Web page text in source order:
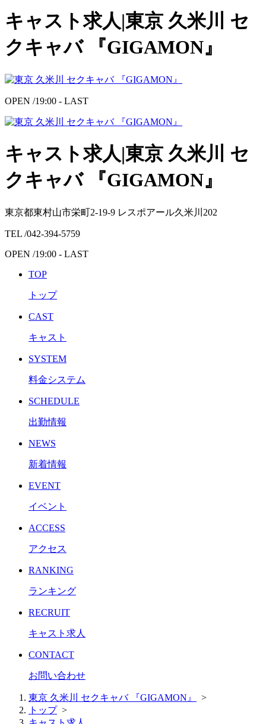
キャスト求人|東京 久米川 セ
クキャバ 『GIGAMON』
OPEN /19:00 - LAST
キャスト求人|東京 久米川 セ
クキャバ 『GIGAMON』
東京都東村山市栄町2-19-9 レスポアール久米川202
TEL /042-394-5759
OPEN /19:00 - LAST
TOP
トップ
CAST
キャスト
SYSTEM
料金システム
SCHEDULE
出勤情報
NEWS
新着情報
EVENT
イベント
ACCESS
アクセス
RANKING
ランキング
RECRUIT
キャスト求人
CONTACT
お問い合わせ
東京 久米川 セクキャバ 『GIGAMON』
>
トップ >